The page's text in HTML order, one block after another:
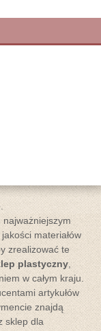
najważniejszym
materiałów
zrealizować te
plastyczny,
w całym kraju.
artykułów
znajdą
sklep dla